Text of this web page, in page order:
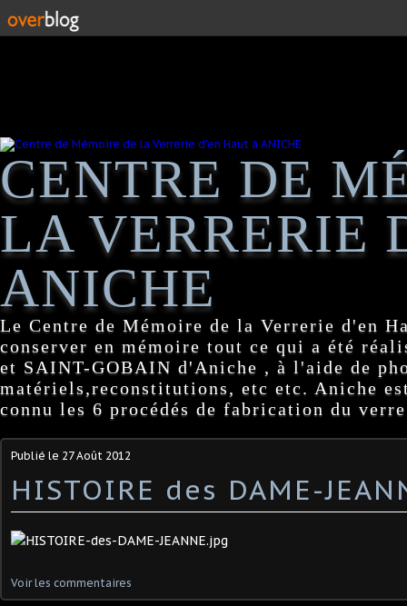
CENTRE DE
LA VERRERIE
ANICHE
Le Centre de Mémoire de la Verrerie d'en
conserver en mémoire tout ce qui a été
et SAINT-GOBAIN d'Aniche , à l'aide de
matériels,reconstitutions, etc etc. Aniche
connu les 6 procédés de fabrication du
Publié le 27 Août 2012
HISTOIRE des DAME-
Voir les commentaires